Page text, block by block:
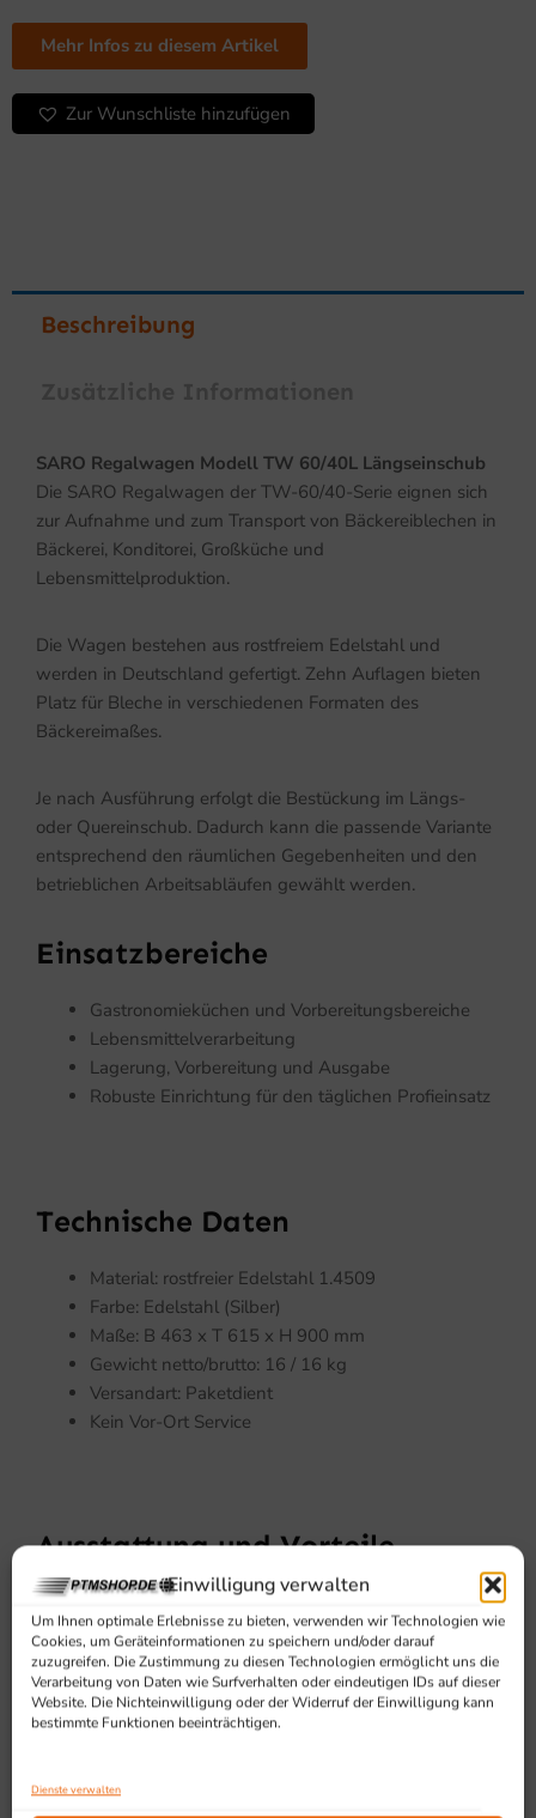
Einwilligung verwalten
Um Ihnen optimale Erlebnisse zu bieten, verwenden wir Technologien wie
Cookies, um Geräteinformationen zu speichern und/oder darauf
zuzugreifen. Die Zustimmung zu diesen Technologien ermöglicht uns die
Verarbeitung von Daten wie Surfverhalten oder eindeutigen IDs auf dieser
Website. Die Nichteinwilligung oder der Widerruf der Einwilligung kann
bestimmte Funktionen beeinträchtigen.
Dienste verwalten
60/40L
Längseinschub
Menge
Mehr Infos zu diesem Artikel
Zur Wunschliste hinzufügen
Beschreibung
SARO Regalwagen Modell TW 60/40L Längseinschub
Die SARO Regalwagen der TW-60/40-Serie eignen sich
zur Aufnahme und zum Transport von Bäckereiblechen in
Bäckerei, Konditorei, Großküche und
Lebensmittelproduktion.
Die Wagen bestehen aus rostfreiem Edelstahl und
werden in Deutschland gefertigt. Zehn Auflagen bieten
Platz für Bleche in verschiedenen Formaten des
Bäckereimaßes.
Je nach Ausführung erfolgt die Bestückung im Längs-
oder Quereinschub. Dadurch kann die passende Variante
entsprechend den räumlichen Gegebenheiten und den
betrieblichen Arbeitsabläufen gewählt werden.
Einsatzbereiche
Gastronomieküchen und Vorbereitungsbereiche
Lebensmittelverarbeitung
Lagerung, Vorbereitung und Ausgabe
Robuste Einrichtung für den täglichen Profieinsatz
Technische Daten
Material: rostfreier Edelstahl 1.4509
Farbe: Edelstahl (Silber)
Maße: B 463 x T 615 x H 900 mm
Gewicht netto/brutto: 16 / 16 kg
Versandart: Paketdient
Kein Vor-Ort Service
Ausstattung und Vorteile
Made in Germany
60/40 Längseinschub
Blechgrößen – 60/40 – 58/40 Längseinschub
Rollenausstattung – 4 Lenkrollen stahlverzinkt
Auflagen: 10
KEIN Vor-Ort Service